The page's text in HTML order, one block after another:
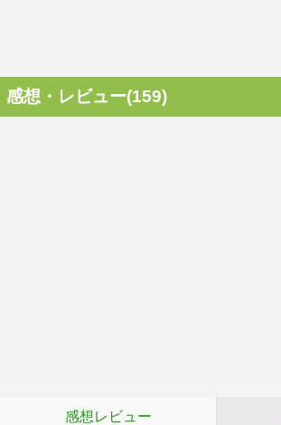
感想・レビュー(159)
感想レビュー